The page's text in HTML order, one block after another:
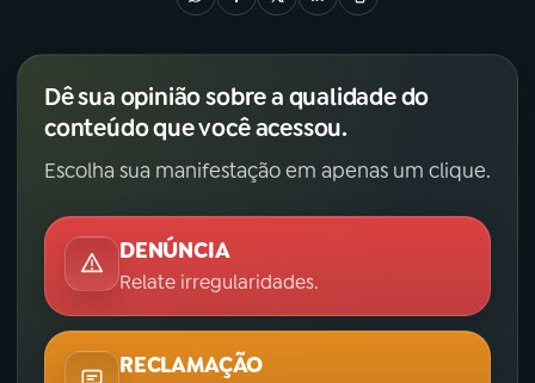
Dê sua opinião sobre a qualidade do
conteúdo que você acessou.
Escolha sua manifestação em apenas um clique.
DENÚNCIA
Relate irregularidades.
RECLAMAÇÃO